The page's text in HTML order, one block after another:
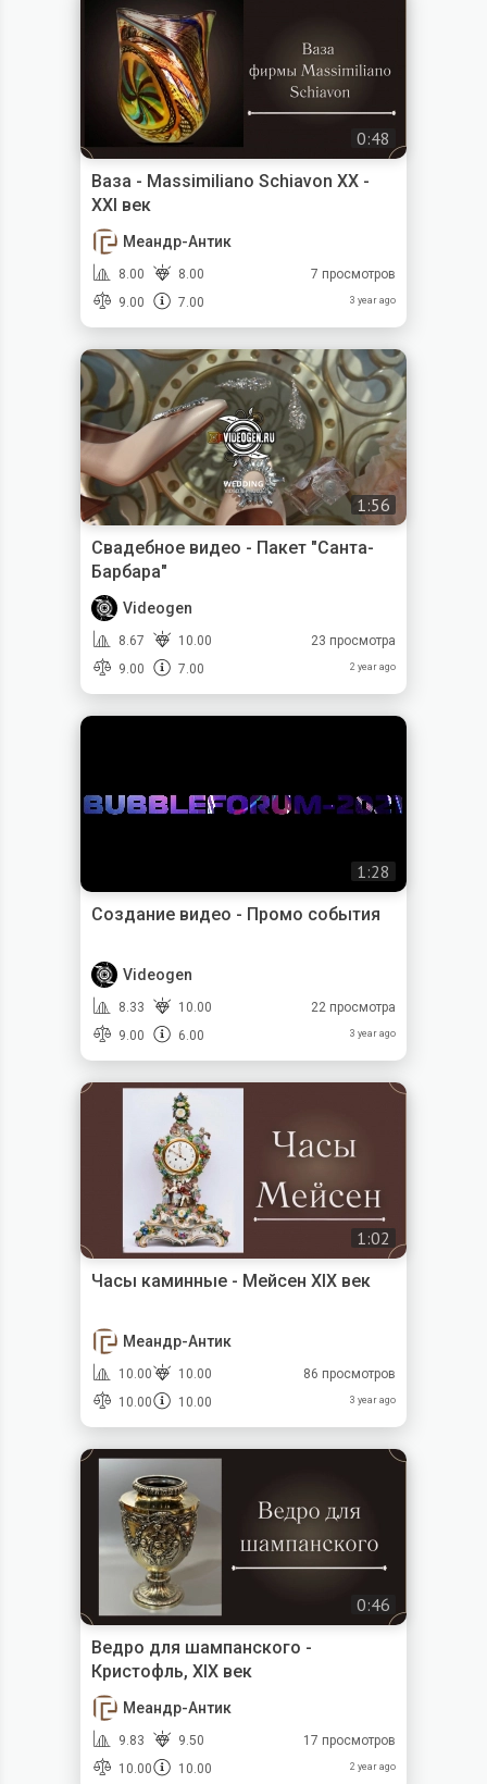
0:48
Ваза - Massimiliano Schiavon XX -
XXI век
Меандр-Антик
8.00
8.00
9.00
7.00
7 просмотров
3 year ago
1:56
Свадебное видео - Пакет "Санта-
Барбара"
Videogen
8.67
10.00
9.00
7.00
23 просмотра
2 year ago
1:28
Создание видео - Промо события
Videogen
8.33
10.00
9.00
6.00
22 просмотра
3 year ago
1:02
Часы каминные - Мейсен XIX век
Меандр-Антик
10.00
10.00
10.00
10.00
86 просмотров
3 year ago
0:46
Ведро для шампанского -
Кристофль, XIX век
Меандр-Антик
9.83
9.50
10.00
10.00
17 просмотров
2 year ago